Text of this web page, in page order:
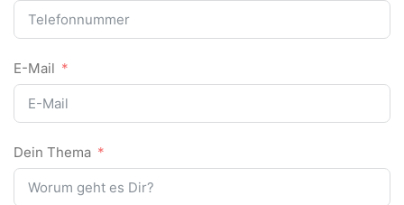
E-Mail
Dein Thema